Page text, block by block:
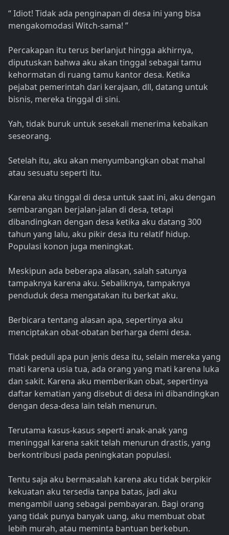
“ Idiot! Tidak ada penginapan di desa ini yang bisa
mengakomodasi Witch-sama! ”
Percakapan itu terus berlanjut hingga akhirnya,
diputuskan bahwa aku akan tinggal sebagai tamu
kehormatan di ruang tamu kantor desa. Ketika
pejabat pemerintah dari kerajaan, dll, datang untuk
bisnis, mereka tinggal di sini.
Yah, tidak buruk untuk sesekali menerima kebaikan
seseorang.
Setelah itu, aku akan menyumbangkan obat mahal
atau sesuatu seperti itu.
Karena aku tinggal di desa untuk saat ini, aku dengan
sembarangan berjalan-jalan di desa, tetapi
dibandingkan dengan desa ketika aku datang 300
tahun yang lalu, aku pikir desa itu relatif hidup.
Populasi konon juga meningkat.
Meskipun ada beberapa alasan, salah satunya
tampaknya karena aku. Sebaliknya, tampaknya
penduduk desa mengatakan itu berkat aku.
Berbicara tentang alasan apa, sepertinya aku
menciptakan obat-obatan berharga demi desa.
Tidak peduli apa pun jenis desa itu, selain mereka yang
mati karena usia tua, ada orang yang mati karena luka
dan sakit. Karena aku memberikan obat, sepertinya
daftar kematian yang disebut di desa ini dibandingkan
dengan desa-desa lain telah menurun.
Terutama kasus-kasus seperti anak-anak yang
meninggal karena sakit telah menurun drastis, yang
berkontribusi pada peningkatan populasi.
Tentu saja aku bermasalah karena aku tidak berpikir
kekuatan aku tersedia tanpa batas, jadi aku
mengambil uang sebagai pembayaran. Bagi orang
yang tidak punya banyak uang, aku membuat obat
lebih murah, atau meminta bantuan berkebun.